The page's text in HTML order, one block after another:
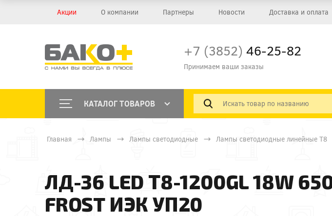
Акции О компании Партнеры Новости Доставка и оплата
+7 (3852) 46-25-82
Принимаем ваши заказы
КАТАЛОГ ТОВАРОВ
Главная Лампы Лампы светодиодные Лампы светодиодные линейные Т8
ЛД-36 LED Т8-1200GL 18W
FROST ИЭК УП20